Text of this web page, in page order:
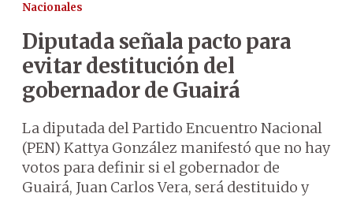
Nacionales
Diputada señala pacto para
evitar destitución del
gobernador de Guairá
La diputada del Partido Encuentro Nacional
(PEN) Kattya González manifestó que no hay
votos para definir si el gobernador de
Guairá, Juan Carlos Vera, será destituido y